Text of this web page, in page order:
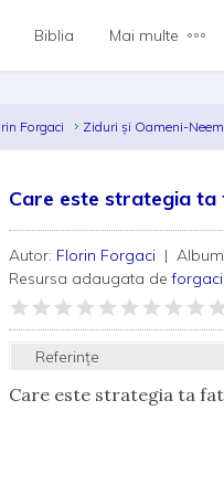
Biblia Mai multe
Forgaci Ziduri și Oameni-
Care este strategia
Autor: Florin Forgaci |
Resursa adaugata deforgaci
Referințe
Care este strategia ta